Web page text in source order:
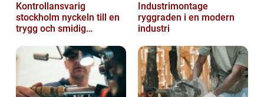
Kontrollansvarig
stockholm nyckeln till en
trygg och smidig
Industrimontage
ryggraden i en modern
industri